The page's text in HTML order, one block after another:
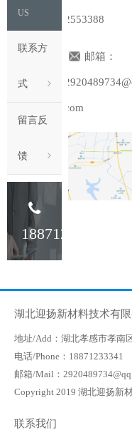
US
联系方
式
留言反
馈
18871233341
2553388
邮箱：
com
湖北迎扬新材料技术有限
地址/Add：湖北孝感市孝南
电话/Phone：18871233341
邮箱/Mail：
Copyright 2019 湖北迎扬新
联系我们